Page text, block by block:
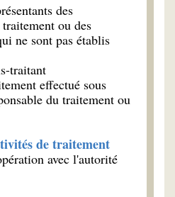
des
ou des
ne sont pas établis
traitant
effectué sous
du traitement ou
de traitement
avec l'autorité